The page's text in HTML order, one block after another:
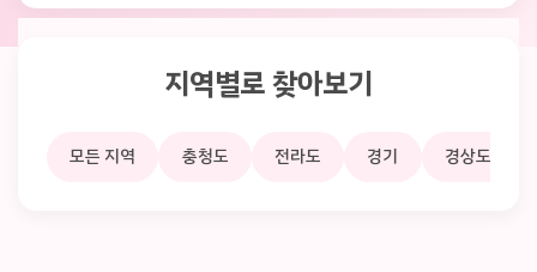
지역별로 찾아보기
모든 지역 충청도 전라도 경기 경상도